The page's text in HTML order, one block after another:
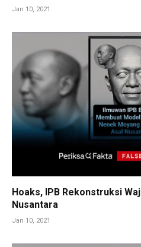
Jan 10, 2021
Hoaks, IPB Rekonstruksi
Nusantara
Jan 10, 2021